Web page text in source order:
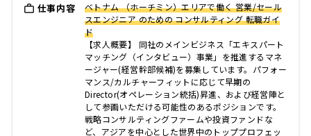
仕事内容
ベトナム （ホーチミン）エリアで働く 営業/セール
スエンジニア のための コンサルティング 転職ガイ
ド
【求人概要】 同社のメインビジネス「エキスパート
マッチング（インタビュー）事業」を推進するマネ
ージャー(経営幹部候補)を募集しています。パフォー
マンス/カルチャーフィットに応じて早期の
Director(オペレーション統括)昇進、および経営陣と
して参画いただける可能性のあるポジションです。
戦略コンサルティングファームや投資ファンドな
ど、アジアを中心とした世界中のトッププロフェッ